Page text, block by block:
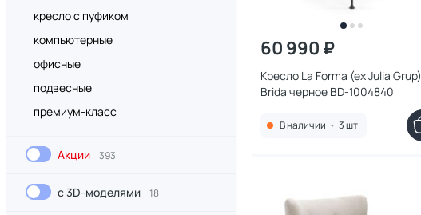
кресло с пуфиком
компьютерные
офисные
подвесные
премиум-класс
Акции 393
с 3D-моделями 18
60 990 ₽
Кресло La Forma (ex Julia Grup)
Brida черное BD-1004840
В наличии • 3 шт.